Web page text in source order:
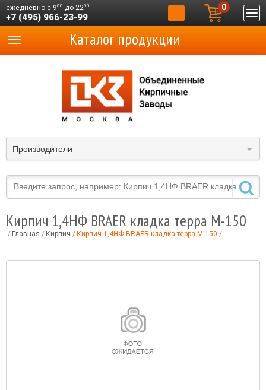
ежедневно с 900 до 2200
+7 (495) 966-23-99
0
Производители
Каталог продукции
Кирпич 1,4НФ BRAER кладка терра М-150
Главная Кирпич Кирпич 1,4НФ BRAER кладка терра М-150